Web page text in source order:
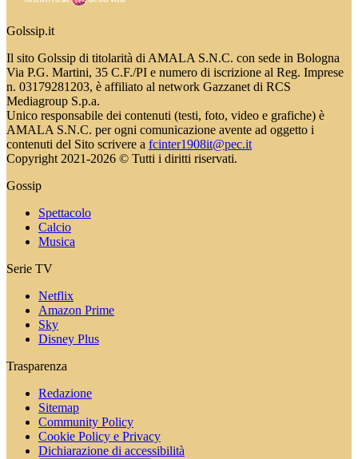
Golssip.it
Il sito Golssip di titolarità di AMALA S.N.C. con sede in Bologna
Via P.G. Martini, 35 C.F./PI e numero di iscrizione al Reg. Imprese
n. 03179281203, è affiliato al network Gazzanet di RCS
Mediagroup S.p.a.
Unico responsabile dei contenuti (testi, foto, video e grafiche) è
AMALA S.N.C. per ogni comunicazione avente ad oggetto i
contenuti del Sito scrivere a fcinter1908it@pec.it
Copyright 2021-2026 © Tutti i diritti riservati.
Gossip
Spettacolo
Calcio
Musica
Serie TV
Netflix
Amazon Prime
Sky
Disney Plus
Trasparenza
Redazione
Sitemap
Community Policy
Cookie Policy e Privacy
Dichiarazione di accessibilità